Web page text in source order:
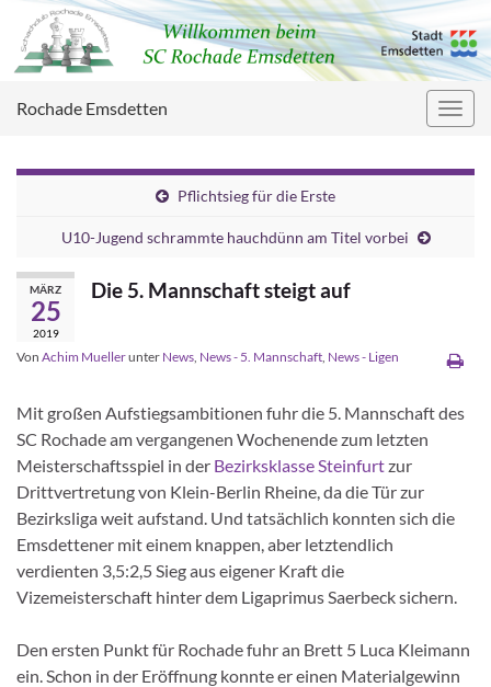
Rochade Emsdetten
Pflichtsieg für die Erste
U10-Jugend schrammte hauchdünn am Titel vorbei
MÄRZ
25
2019
Die 5. Mannschaft steigt auf
Von Achim Muellerunter News News - 5. Mannschaft News - Ligen
Mit großen Aufstiegsambitionen fuhr die 5. Mannschaft des
SC Rochade am vergangenen Wochenende zum letzten
Meisterschaftsspiel in der Bezirksklasse Steinfurtzur
Drittvertretung von Klein-Berlin Rheine, da die Tür zur
Bezirksliga weit aufstand. Und tatsächlich konnten sich die
Emsdettener mit einem knappen, aber letztendlich
verdienten 3,5:2,5 Sieg aus eigener Kraft die
Vizemeisterschaft hinter dem Ligaprimus Saerbeck sichern.
Den ersten Punkt für Rochade fuhr an Brett 5 Luca Kleimann
ein. Schon in der Eröffnung konnte er einen Materialgewinn